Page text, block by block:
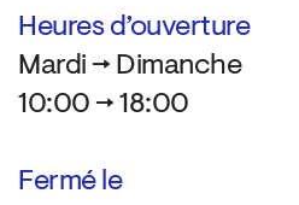
Heures d’ouverture
Mardi → Dimanche
10:00 → 18:00
Fermé le